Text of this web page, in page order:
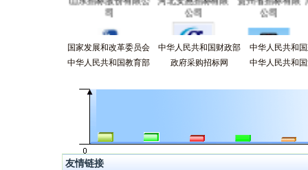
司
公司
公司
上海申海建设监理有
限公司
天津市博鉴建设工
深圳市三方诚信
招标有限公司
包管理有限公司
国家发展和改革委员会 中华人民共和国财政部
中华人民共和
中华人民共和国教育部
政府采购招标网 中华人民共和
友情链接